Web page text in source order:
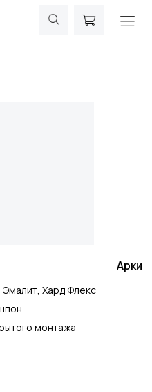
монтажа
Хард Флекс
Арки